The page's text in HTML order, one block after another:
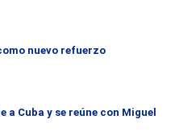
nuevo refuerzo
Cuba y se reúne con Miguel